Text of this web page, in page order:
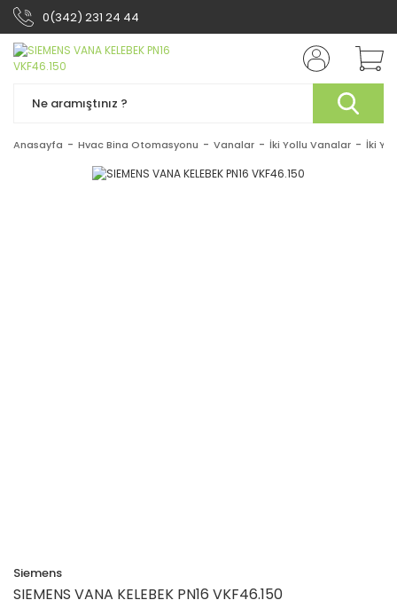
0(342) 231 24 44
Anasayfa Hvac Bina Otomasyonu Vanalar İki Yollu Vanalar İki
Siemens
SIEMENS VANA KELEBEK PN16 VKF46.150